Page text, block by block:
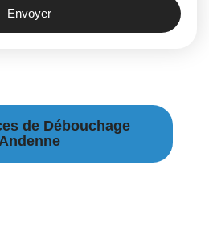
Envoyer
de Débouchage